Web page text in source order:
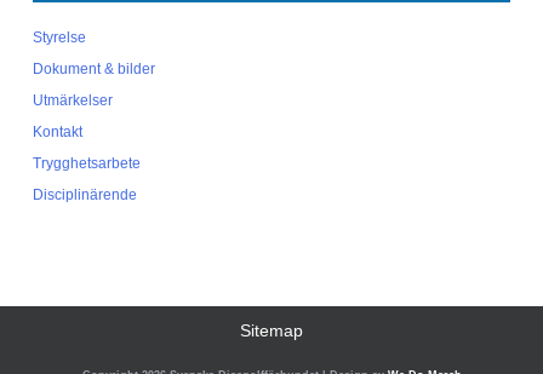
Styrelse
Dokument & bilder
Utmärkelser
Kontakt
Trygghetsarbete
Disciplinärende
Sitemap